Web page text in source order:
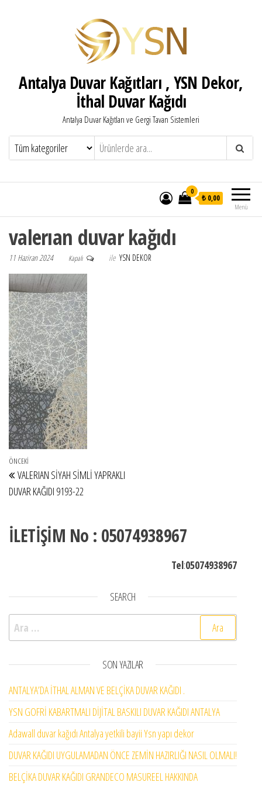
Antalya Duvar Kağıtları , YSN Dekor,
İthal Duvar Kağıdı
Antalya Duvar Kağıtları ve Gergi Tavan Sistemleri
Menü
0
₺ 0,00
valerıan duvar kağıdı
11 Haziran 2024 Kapalı ile YSN DEKOR
Yazı gezinmesi
Önceki Yazı
ÖNCEKI
VALERIAN SİYAH SİMLİ YAPRAKLI
DUVAR KAĞIDI 9193-22
İLETİŞİM No : 05074938967
Tel:05074938967
SEARCH
Arama:
SON YAZILAR
ANTALYA’DA İTHAL ALMAN VE BELÇİKA DUVAR KAĞIDI .
YSN GOFRİ KABARTMALI DİJİTAL BASKILI DUVAR KAĞIDI ANTALYA
Adawall duvar kağıdı Antalya yetkili bayii Ysn yapı dekor
DUVAR KAĞIDI UYGULAMADAN ÖNCE ZEMİN HAZIRLIĞI NASIL OLMALI!
BELÇİKA DUVAR KAĞIDI GRANDECO MASUREEL HAKKINDA